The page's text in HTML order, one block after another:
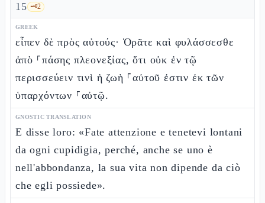
15 🗝️2
GREEK
εἶπεν δὲ πρὸς αὐτούς· Ὁρᾶτε καὶ φυλάσσεσθε
ἀπὸ ⸀πάσης πλεονεξίας, ὅτι οὐκ ἐν τῷ
περισσεύειν τινὶ ἡ ζωὴ ⸀αὐτοῦ ἐστιν ἐκ τῶν
ὑπαρχόντων ⸀αὐτῷ.
GNOSTIC TRANSLATION
E disse loro: «Fate attenzione e tenetevi lontani
da ogni cupidigia, perché, anche se uno è
nell'abbondanza, la sua vita non dipende da ciò
che egli possiede».